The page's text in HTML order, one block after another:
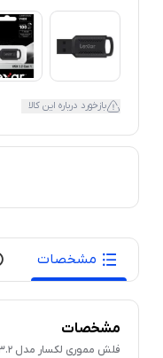
بازخورد درباره این کالا
مشخصات
مشخصات
فلش مموری لکسار مدل V400 USB3.2 ظرفیت 256 گیگابایت